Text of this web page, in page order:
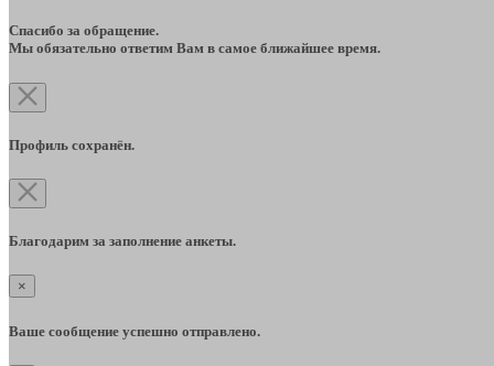
Спасибо за обращение.
Мы обязательно ответим Вам в самое ближайшее время.
Профиль сохранён.
Благодарим за заполнение анкеты.
×
Ваше сообщение успешно отправлено.